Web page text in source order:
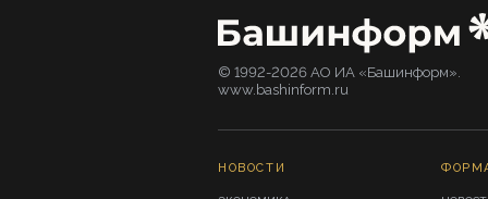
© 1992-2026 АО ИА «Башинформ».
www.bashinform.ru
НОВОСТИ